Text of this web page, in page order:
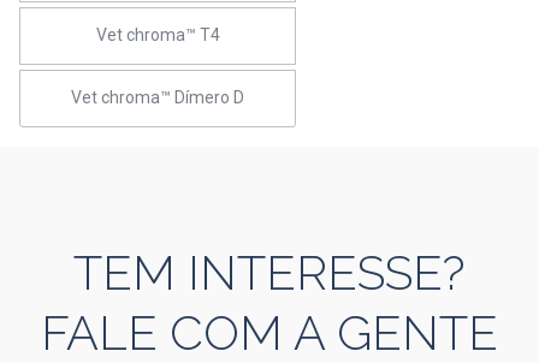
Vet chroma™ T4
Vet chroma™ Dímero D
TEM INTERESSE?
FALE COM A GENTE